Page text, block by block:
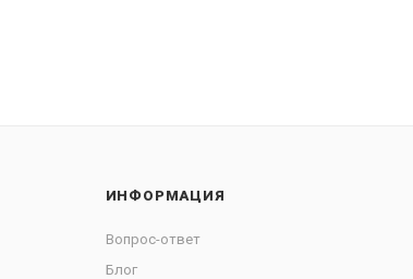
ИНФОРМАЦИЯ
Вопрос-ответ
Блог